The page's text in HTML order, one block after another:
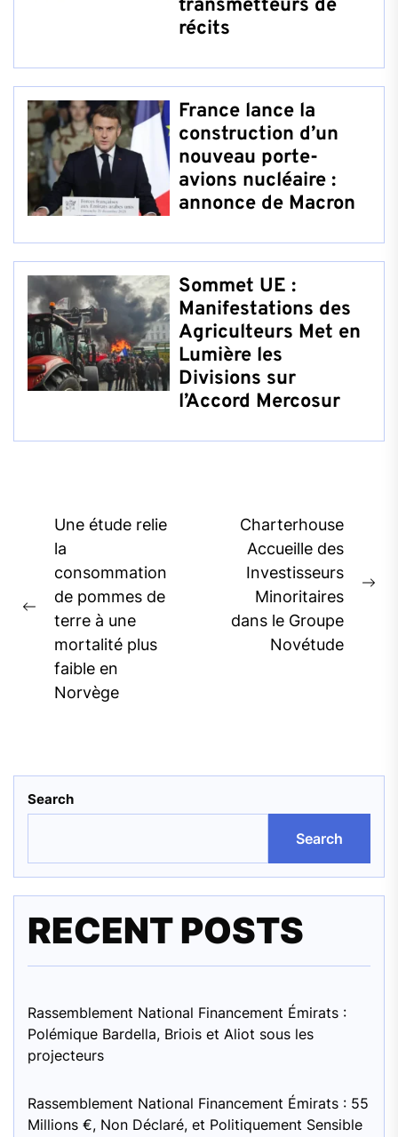
transmetteurs de
récits
France lance la
construction d’un
nouveau porte-
avions nucléaire :
annonce de Macron
Sommet UE :
Manifestations des
Agriculteurs Met en
Lumière les
Divisions sur
l’Accord Mercosur
Post
navigation
Previous
post:
Une étude relie
la
consommation
de pommes de
terre à une
mortalité plus
faible en
Norvège
Charterhouse
Accueille des
Investisseurs
Minoritaires
dans le Groupe
Novétude
Search
Search
RECENT POSTS
Rassemblement National Financement Émirats :
Polémique Bardella, Briois et Aliot sous les
projecteurs
Rassemblement National Financement Émirats : 55
Millions €, Non Déclaré, et Politiquement Sensible